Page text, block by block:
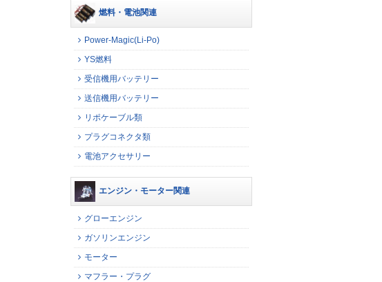
燃料・電池関連
Power-Magic(Li-Po)
YS燃料
受信機用バッテリー
送信機用バッテリー
リポケーブル類
プラグコネクタ類
電池アクセサリー
エンジン・モーター関連
グローエンジン
ガソリンエンジン
モーター
マフラー・プラグ